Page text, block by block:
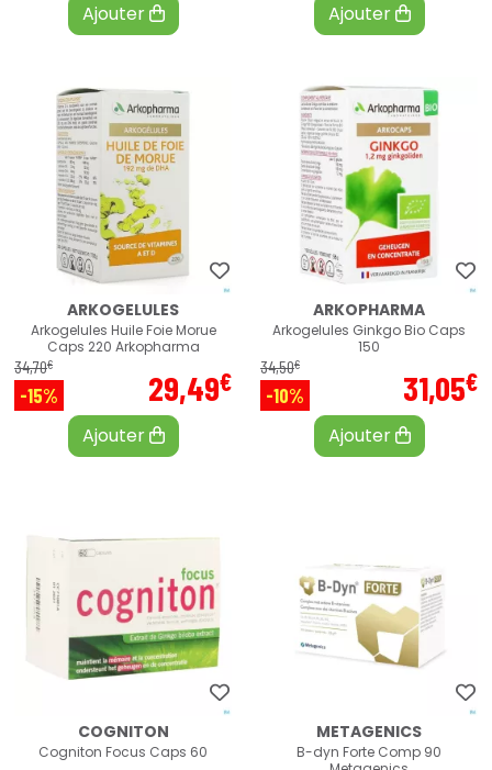
Ajouter Ajouter
ARKOGELULES
Arkogelules Huile Foie Morue
Caps 220 Arkopharma
34,70€
-15% 29,49€
Ajouter
ARKOPHARMA
Arkogelules Ginkgo Bio Caps
150
34,50€
-10% 31,05€
Ajouter
COGNITON
Cogniton Focus Caps 60
METAGENICS
B-dyn Forte Comp 90